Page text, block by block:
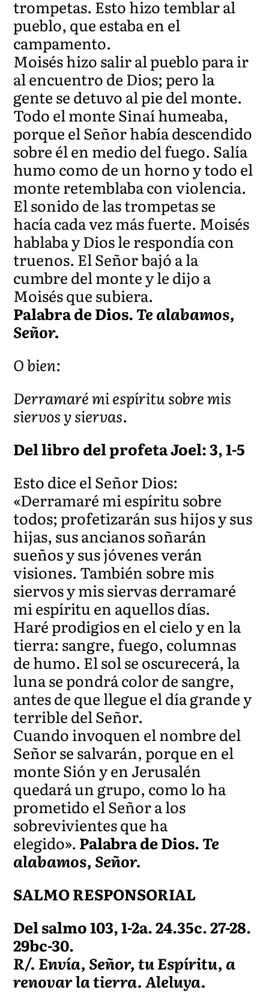
trompetas. Esto hizo temblar al
pueblo, que estaba en el
campamento.
Moisés hizo salir al pueblo para ir
al encuentro de Dios; pero la
gente se detuvo al pie del monte.
Todo el monte Sinaí humeaba,
porque el Señor había descendido
sobre él en medio del fuego. Salía
humo como de un horno y todo el
monte retemblaba con violencia.
El sonido de las trompetas se
hacía cada vez más fuerte. Moisés
hablaba y Dios le respondía con
truenos. El Señor bajó a la
cumbre del monte y le dijo a
Moisés que subiera.
Palabra de Dios.Te alabamos,
Señor.
O bien:
Derramaré mi espíritu sobre mis
siervos y siervas.
Del libro del profeta Joel: 3, 1-5
Esto dice el Señor Dios:
«Derramaré mi espíritu sobre
todos; profetizarán sus hijos y sus
hijas, sus ancianos soñarán
sueños y sus jóvenes verán
visiones. También sobre mis
siervos y mis siervas derramaré
mi espíritu en aquellos días.
Haré prodigios en el cielo y en la
tierra: sangre, fuego, columnas
de humo. El sol se oscurecerá, la
luna se pondrá color de sangre,
antes de que llegue el día grande y
terrible del Señor.
Cuando invoquen el nombre del
Señor se salvarán, porque en el
monte Sión y en Jerusalén
quedará un grupo, como lo ha
prometido el Señor a los
sobrevivientes que ha
elegido». Palabra de Dios.Te
alabamos, Señor.
SALMO RESPONSORIAL
Del salmo 103, 1-2a. 24.35c. 27-28.
29bc-30.
R/. Envía, Señor, tu Espíritu, a
renovar la tierra. Aleluya.